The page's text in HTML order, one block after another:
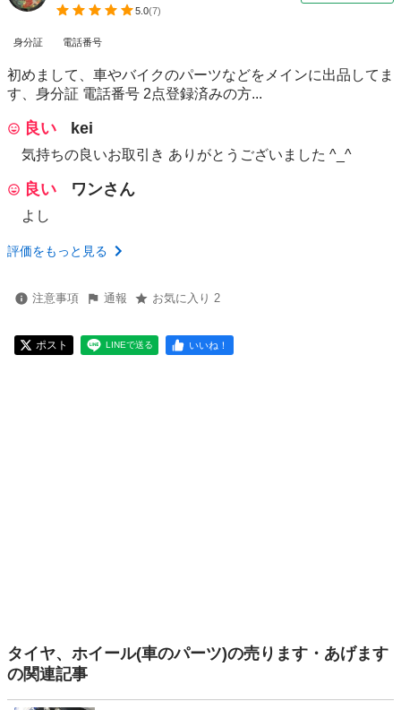
5.0(7)
身分証 電話番号
初めまして、車やバイクのパーツなどをメインに出品してま
す、身分証 電話番号 2点登録済みの方...
良い kei
気持ちの良いお取引き ありがとうございました ^_^
良い ワンさん
よし
評価をもっと見る
注意事項 通報 お気に入り 2
ポスト LINEで送る いいね！
タイヤ、ホイール(車のパーツ)の売ります・あげます
の関連記事